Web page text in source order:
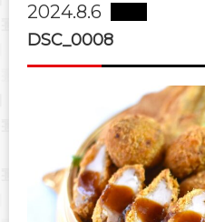
2024.8.6
DSC_0008